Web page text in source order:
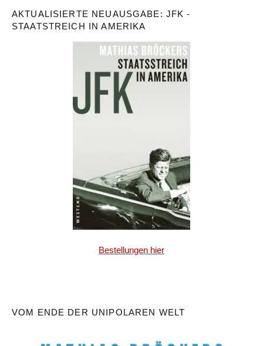
AKTUALISIERTE NEUAUSGABE: JFK -
STAATSTREICH IN AMERIKA
Bestellungen hier
VOM ENDE DER UNIPOLAREN WELT